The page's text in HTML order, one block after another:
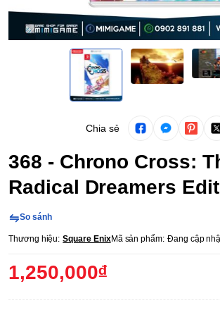
Chia sẻ
368 - Chrono Cross:
Radical Dreamers
So sánh
Thương hiệu: Square EnixMã sản phẩm: Đang cập
1,250,000₫